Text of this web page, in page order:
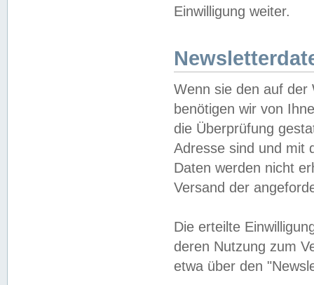
Einwilligung weiter.
Wenn sie den auf der
benötigen wir von
die Überprüfung
Adresse sind und mit
Daten werden nicht
Versand der
Die erteilte
deren Nutzung zum
etwa über den